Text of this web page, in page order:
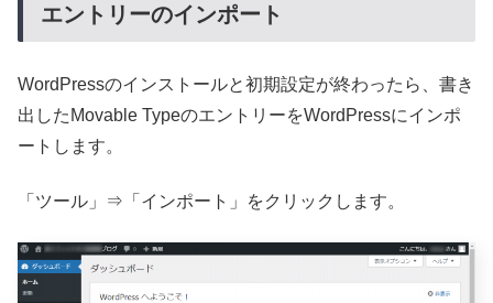
エントリーのインポート
WordPressのインストールと初期設定が終わったら、書き
出したMovable TypeのエントリーをWordPressにインポ
ートします。
「ツール」⇒「インポート」をクリックします。